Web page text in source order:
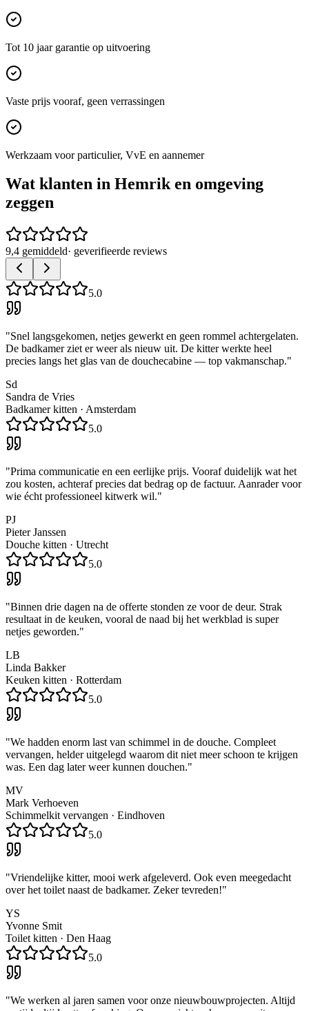
Tot 10 jaar garantie op uitvoering
Vaste prijs vooraf, geen verrassingen
Werkzaam voor particulier, VvE en aannemer
Wat klanten in Hemriken omgeving
zeggen
9,4 gemiddeld· geverifieerde reviews
5.0
"Snel langsgekomen, netjes gewerkt en geen rommel achtergelaten.
De badkamer ziet er weer als nieuw uit. De kitter werkte heel
precies langs het glas van de douchecabine — top vakmanschap."
Sd
Sandra de Vries
Badkamer kitten · Amsterdam
5.0
"Prima communicatie en een eerlijke prijs. Vooraf duidelijk wat het
zou kosten, achteraf precies dat bedrag op de factuur. Aanrader voor
wie écht professioneel kitwerk wil."
PJ
Pieter Janssen
Douche kitten · Utrecht
5.0
"Binnen drie dagen na de offerte stonden ze voor de deur. Strak
resultaat in de keuken, vooral de naad bij het werkblad is super
netjes geworden."
LB
Linda Bakker
Keuken kitten · Rotterdam
5.0
"We hadden enorm last van schimmel in de douche. Compleet
vervangen, helder uitgelegd waarom dit niet meer schoon te krijgen
was. Een dag later weer kunnen douchen."
MV
Mark Verhoeven
Schimmelkit vervangen · Eindhoven
5.0
"Vriendelijke kitter, mooi werk afgeleverd. Ook even meegedacht
over het toilet naast de badkamer. Zeker tevreden!"
YS
Yvonne Smit
Toilet kitten · Den Haag
5.0
"We werken al jaren samen voor onze nieuwbouwprojecten. Altijd